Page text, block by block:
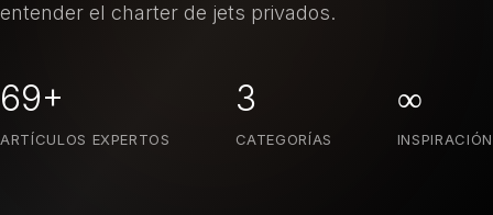
entender el charter de jets privados.
69+
ARTÍCULOS EXPERTOS
3
CATEGORÍAS
∞
INSPIRACIÓN